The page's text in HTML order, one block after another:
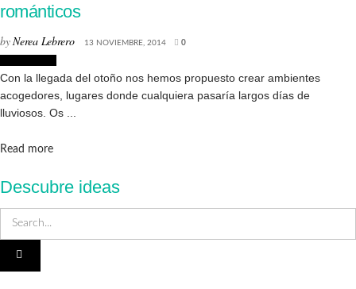
románticos
byNerea Lebrero 13 NOVIEMBRE, 2014 0
Con la llegada del otoño nos hemos propuesto crear ambientes
acogedores, lugares donde cualquiera pasaría largos días de
lluviosos. Os ...
Read moreDetails
Descubre ideas